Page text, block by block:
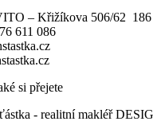
– Křižíkova 506/62 186
611 086
si přejete
- realitní makléř